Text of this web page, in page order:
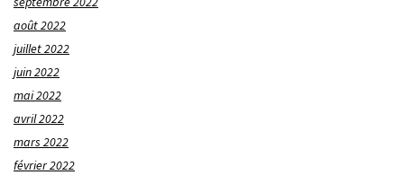
août 2022
juillet 2022
juin 2022
mai 2022
avril 2022
mars 2022
février 2022